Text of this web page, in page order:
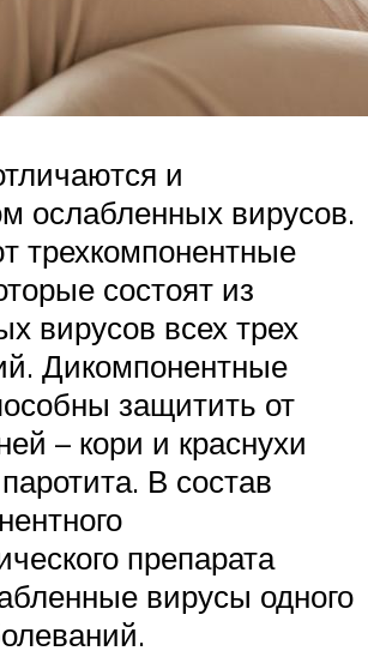
и
ослабленных вирусов.
трехкомпонентные
состоят из
вирусов всех трех
Дикомпонентные
защитить от
– кори и краснухи
В состав
препарата
вирусы одного